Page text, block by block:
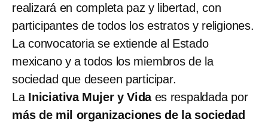
realizará en completa paz y libertad, con
participantes de todos los estratos y religiones.
La convocatoria se extiende al Estado
mexicano y a todos los miembros de la
sociedad que deseen participar.
La Iniciativa Mujer y Vidaes respaldada por
más de mil organizaciones de la sociedad